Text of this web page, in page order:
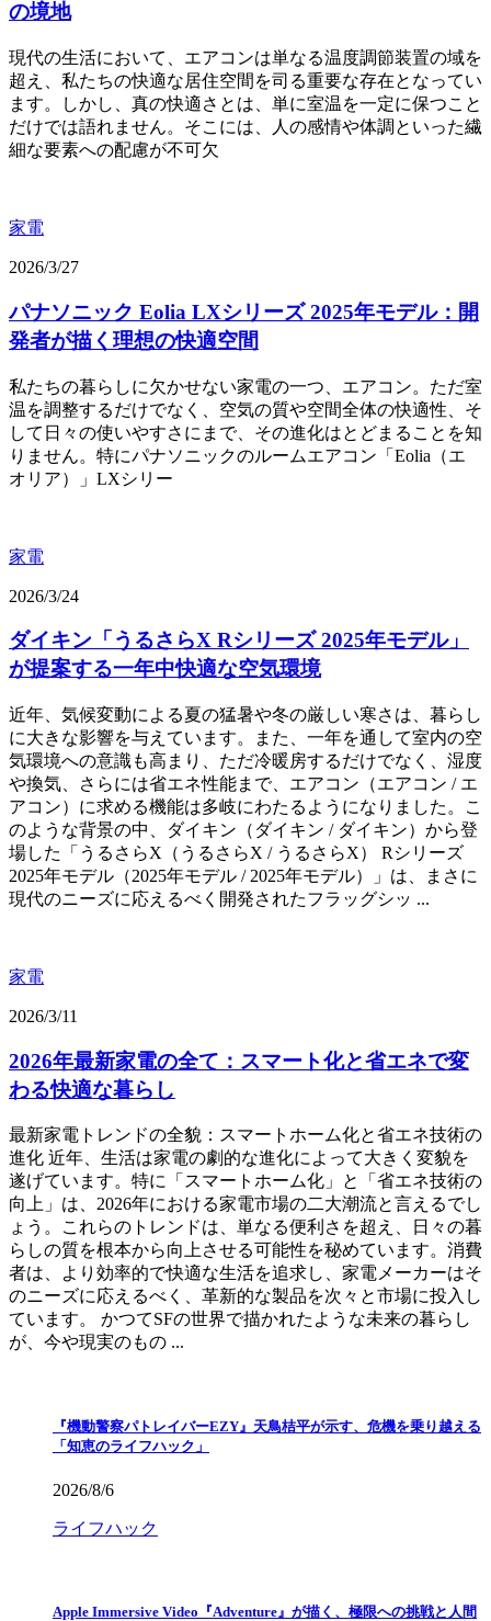
の境地
現代の生活において、エアコンは単なる温度調節装置の域を
超え、私たちの快適な居住空間を司る重要な存在となってい
ます。しかし、真の快適さとは、単に室温を一定に保つこと
だけでは語れません。そこには、人の感情や体調といった繊
細な要素への配慮が不可欠
家電
2026/3/27
パナソニック Eolia LXシリーズ 2025年モデル：開
発者が描く理想の快適空間
私たちの暮らしに欠かせない家電の一つ、エアコン。ただ室
温を調整するだけでなく、空気の質や空間全体の快適性、そ
して日々の使いやすさにまで、その進化はとどまることを知
りません。特にパナソニックのルームエアコン「Eolia（エ
オリア）」LXシリー
家電
2026/3/24
ダイキン「うるさらX Rシリーズ 2025年モデル」
が提案する一年中快適な空気環境
近年、気候変動による夏の猛暑や冬の厳しい寒さは、暮らし
に大きな影響を与えています。また、一年を通して室内の空
気環境への意識も高まり、ただ冷暖房するだけでなく、湿度
や換気、さらには省エネ性能まで、エアコン（エアコン / エ
アコン）に求める機能は多岐にわたるようになりました。こ
のような背景の中、ダイキン（ダイキン / ダイキン）から登
場した「うるさらX（うるさらX / うるさらX） Rシリーズ
2025年モデル（2025年モデル / 2025年モデル）」は、まさに
現代のニーズに応えるべく開発されたフラッグシッ ...
家電
2026/3/11
2026年最新家電の全て：スマート化と省エネで変
わる快適な暮らし
最新家電トレンドの全貌：スマートホーム化と省エネ技術の
進化 近年、生活は家電の劇的な進化によって大きく変貌を
遂げています。特に「スマートホーム化」と「省エネ技術の
向上」は、2026年における家電市場の二大潮流と言えるでし
ょう。これらのトレンドは、単なる便利さを超え、日々の暮
らしの質を根本から向上させる可能性を秘めています。消費
者は、より効率的で快適な生活を追求し、家電メーカーはそ
のニーズに応えるべく、革新的な製品を次々と市場に投入し
ています。 かつてSFの世界で描かれたような未来の暮らし
が、今や現実のもの ...
『機動警察パトレイバーEZY』天鳥桔平が示す、危機を乗り越える
「知恵のライフハック」
2026/8/6
ライフハック
Apple Immersive Video『Adventure』が描く、極限への挑戦と人間